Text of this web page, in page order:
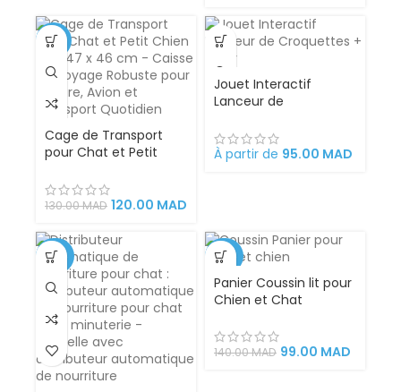
-8%
Cage de Transport
pour Chat et Petit
Caisse de Voyage
Robuste pour Voiture,
Quotidien
130.00MAD 120.00 MAD
Jouet Interactif
Lanceur de
À partir de 95.00 MAD
-29% -29%
Panier Coussin lit pour
Chien et Chat
140.00MAD 99.00 MAD